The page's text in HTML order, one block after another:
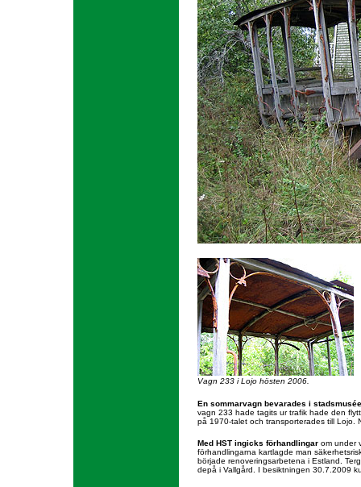
Vagn 233 i Lojo hösten 2006.
En sommarvagn bevarades i
vagn 233 hade tagits ur trafik hade den
på 1970-talet och transporterades till Lojo.
Med HST ingicks förhandlingarom under
förhandlingarna kartlagde man
började renoveringsarbetena i Estland.
depå i Vallgård. I besiktningen 30.7.2009